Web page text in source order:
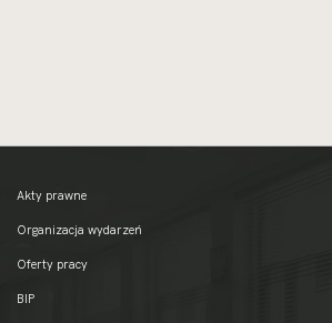
Akty prawne
Organizacja wydarzeń
Oferty pracy
BIP